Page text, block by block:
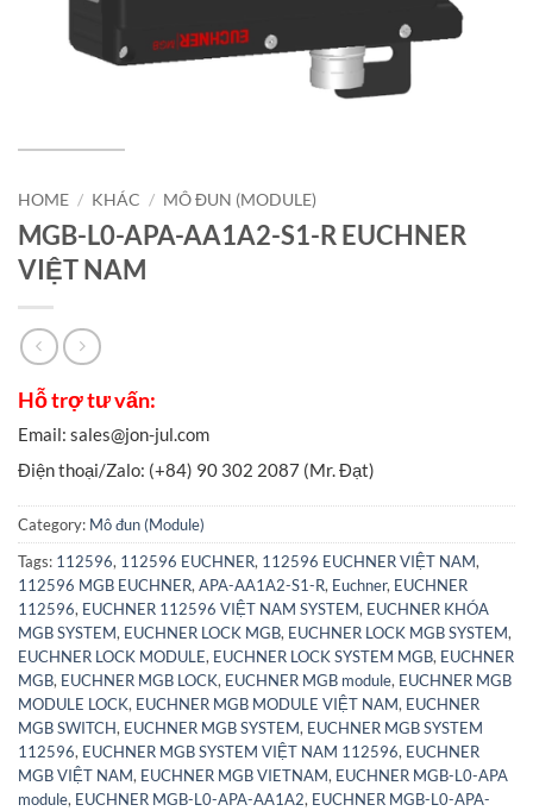
HOME / KHÁC / MÔ ĐUN (MODULE)
MGB-L0-APA-AA1A2-S1-R EUCHNER
VIỆT NAM
Category: Mô đun (Module)
Tags: 112596, 112596 EUCHNER, 112596 EUCHNER VIỆT NAM,
112596 MGB EUCHNER,APA-AA1A2-S1-R, Euchner, EUCHNER
112596, EUCHNER 112596 VIỆT NAM SYSTEM, EUCHNER KHÓA
MGB SYSTEM, EUCHNER LOCK MGB, EUCHNER LOCK MGB SYSTEM,
EUCHNER LOCK MODULE, EUCHNER LOCK SYSTEM MGB, EUCHNER
MGB, EUCHNER MGB LOCK, EUCHNER MGB module, EUCHNER MGB
MODULE LOCK, EUCHNER MGB MODULE VIỆT NAM, EUCHNER
MGB SWITCH, EUCHNER MGB SYSTEM, EUCHNER MGB SYSTEM
112596, EUCHNER MGB SYSTEM VIỆT NAM 112596, EUCHNER
MGB VIỆT NAM, EUCHNER MGB VIETNAM, EUCHNER MGB-L0-APA
module, EUCHNER MGB-L0-APA-AA1A2, EUCHNER MGB-L0-APA-